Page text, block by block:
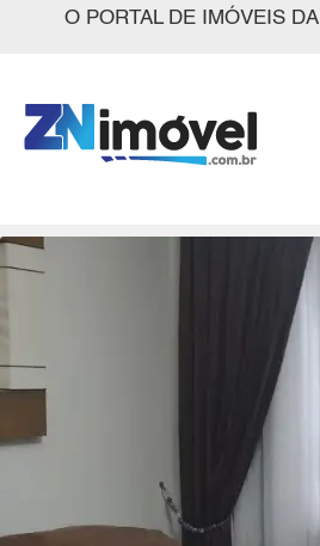
O PORTAL DE IMÓVEIS DA